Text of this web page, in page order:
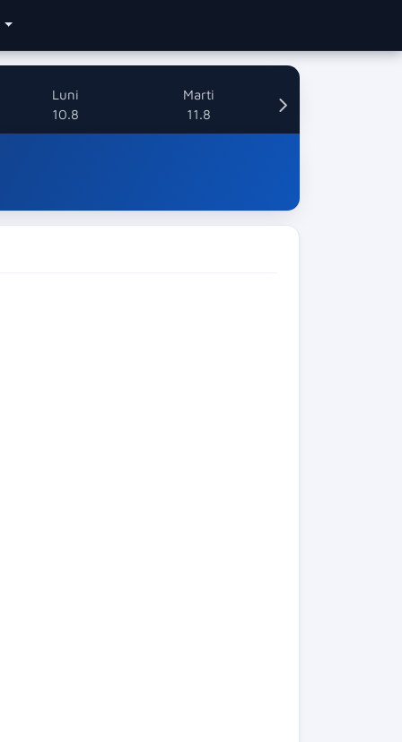
Luni
10.8
Marti
11.8